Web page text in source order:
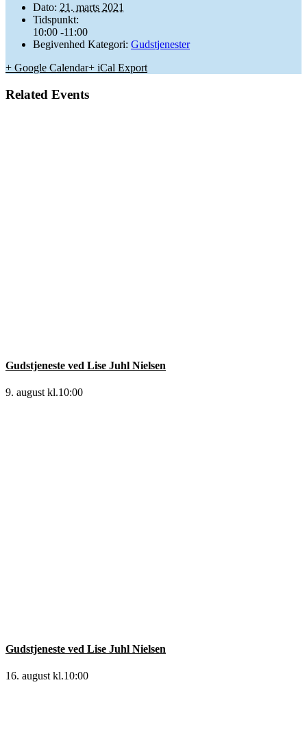
Dato: 21. marts 2021
Tidspunkt:
10:00 -11:00
Begivenhed Kategori: Gudstjenester
+ Google Calendar+ iCal Export
Related Events
Gudstjeneste ved Lise Juhl Nielsen
9. august kl.10:00
Gudstjeneste ved Lise Juhl Nielsen
16. august kl.10:00